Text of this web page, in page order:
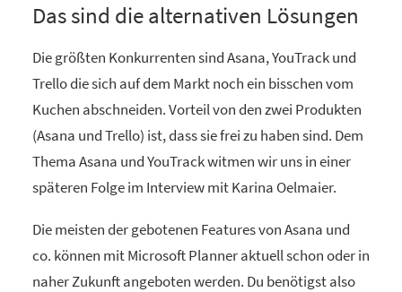
Das sind die alternativen Lösungen
Die größten Konkurrenten sind Asana, YouTrack und
Trello die sich auf dem Markt noch ein bisschen vom
Kuchen abschneiden. Vorteil von den zwei Produkten
(Asana und Trello) ist, dass sie frei zu haben sind. Dem
Thema Asana und YouTrack witmen wir uns in einer
späteren Folge im Interview mit Karina Oelmaier.
Die meisten der gebotenen Features von Asana und
co. können mit Microsoft Planner aktuell schon oder in
naher Zukunft angeboten werden. Du benötigst also